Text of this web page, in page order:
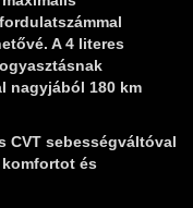
A 4 literes
nagyjából 180 km
CVT sebességváltóval
és